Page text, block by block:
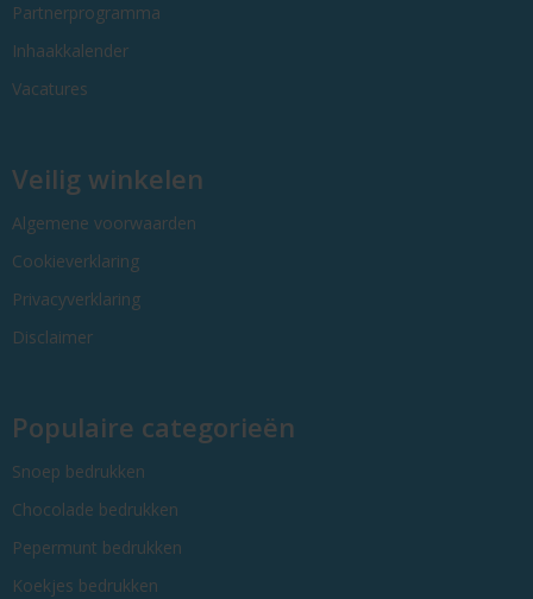
Partnerprogramma
Inhaakkalender
Vacatures
Veilig winkelen
Algemene voorwaarden
Cookieverklaring
Privacyverklaring
Disclaimer
Populaire categorieën
Snoep bedrukken
Chocolade bedrukken
Pepermunt bedrukken
Koekjes bedrukken